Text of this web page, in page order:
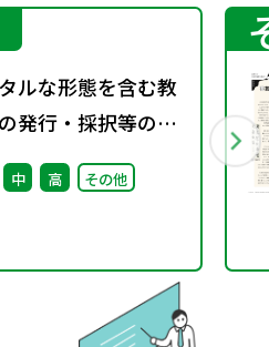
ルな形態を含む教
発行・採択等の指
する検討会議（第
配布資料
中 高 その他